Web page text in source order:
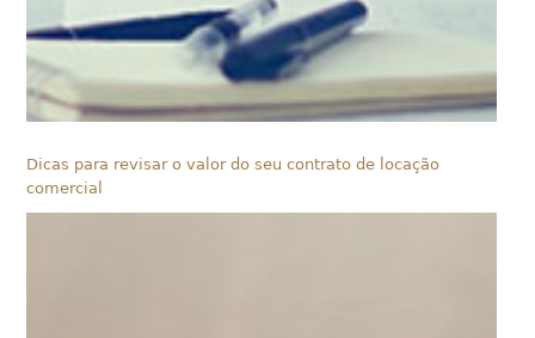
Dicas para revisar o valor do seu contrato de locação
comercial